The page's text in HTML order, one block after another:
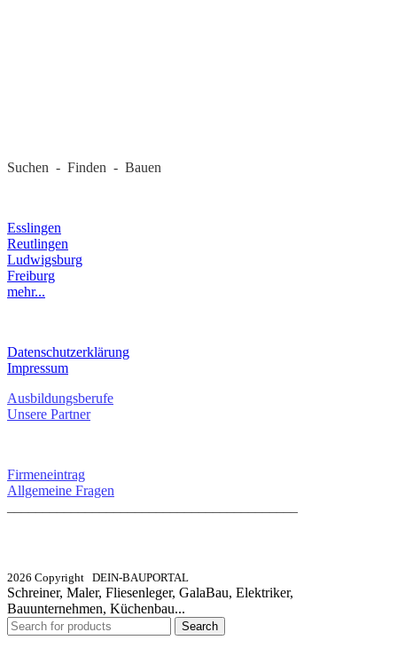
Suchen - Finden - Bauen
Esslingen
Reutlingen
Ludwigsburg
Freiburg
mehr...
Datenschutzerklärung
Impressum
Ausbildungsberufe
Unsere Partner
Firmeneintrag
Allgemeine Fragen
2026 Copyright DEIN-BAUPORTAL
Schreiner, Maler, Fliesenleger, GalaBau, Elektriker,
Bauunternehmen, Küchenbau...
Search